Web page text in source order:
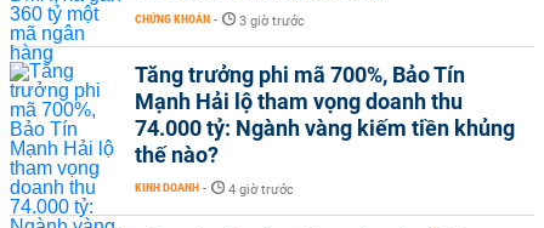
CHỨNG KHOÁN - 3 giờ trước
Tăng trưởng phi mã 700%, Bảo Tín
Mạnh Hải lộ tham vọng doanh thu
74.000 tỷ: Ngành vàng kiếm tiền khủng
thế nào?
KINH DOANH - 4 giờ trước